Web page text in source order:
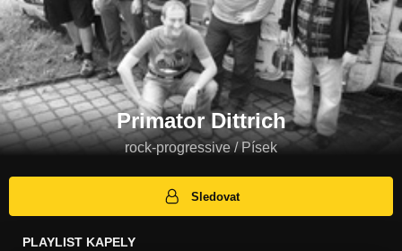
Primator Dittrich
rock-progressive / Písek
Sledovat
PLAYLIST KAPELY